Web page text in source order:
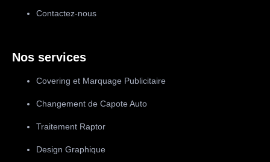
Contactez-nous
Nos services
Covering et Marquage Publicitaire
Changement de Capote Auto
Traitement Raptor
Design Graphique